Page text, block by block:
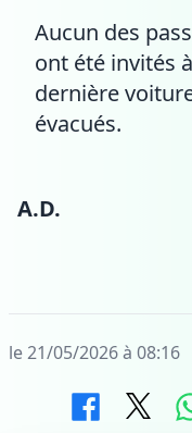
Aucun des
ont été invités
dernière
évacués.
A.D.
le 21/05/2026 à 08:16